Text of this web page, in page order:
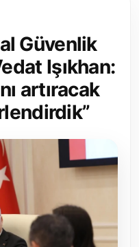
Güvenlik
Işıkhan:
artıracak